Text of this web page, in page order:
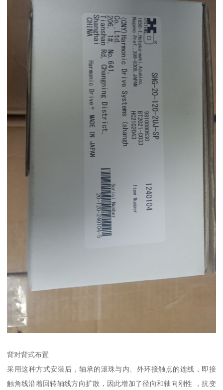
背对背式布置
采用这种方式安装后，轴承的滚珠与内、外环接触点的连线，即接
触角线沿着回转轴线方向扩散，因此增加了径向和轴向刚性 ，抗变